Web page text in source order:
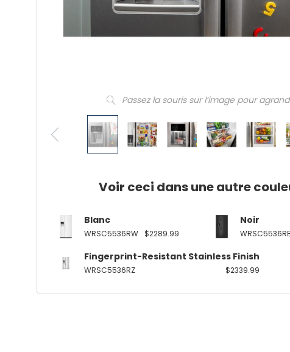
Passez la souris sur l’image pour
Voir ceci dans une autre
Blanc
WRSC5536RW $2289.99
Noir
Fingerprint-Resistant Stainless Finish
WRSC5536RZ $2339.99